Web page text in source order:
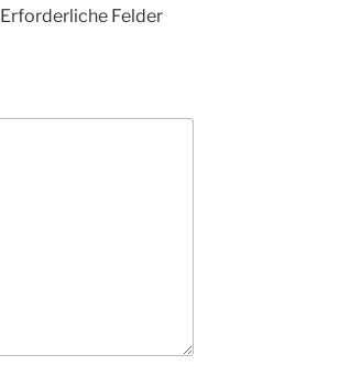
Erforderliche Felder